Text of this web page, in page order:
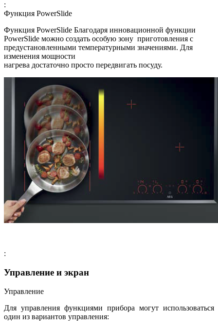
:
Функция PowerSlide
Функция PowerSlide Благодаря инновационной функции
PowerSlide можно создать особую зону приготовления с
предустановленными температурными значениями. Для
изменения мощности
нагрева достаточно просто передвигать посуду.
:
Управление и экран
Управление
Для управления функциями прибора могут использоваться
один из вариантов управления: